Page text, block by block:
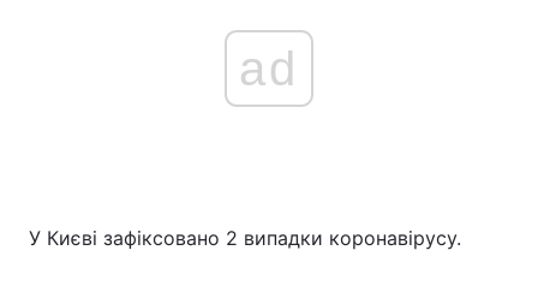
ad
У Києві зафіксовано 2 випадки коронавірусу.